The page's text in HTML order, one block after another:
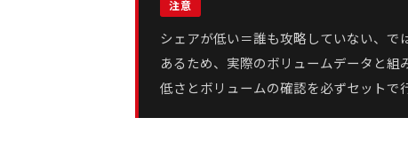
シェアが低い＝誰も攻略していない、
あるため、実際のボリュームデータと
低さとボリュームの確認を必ずセットで